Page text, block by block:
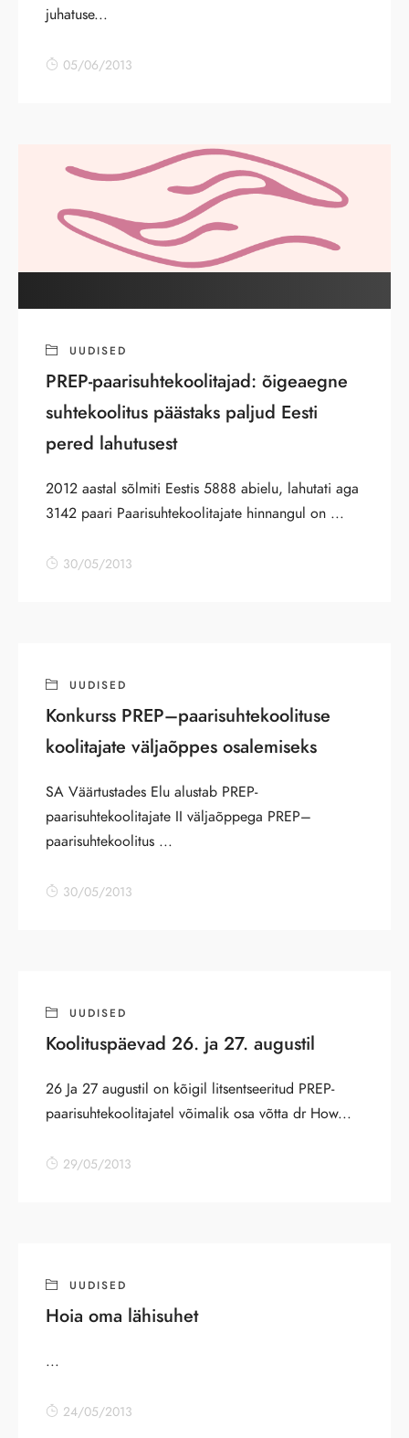
juhatuse...
05/06/2013
UUDISED
PREP-paarisuhtekoolitajad: õigeaegne
suhtekoolitus päästaks paljud Eesti
pered lahutusest
2012 aastal sõlmiti Eestis 5888 abielu, lahutati aga
3142 paari Paarisuhtekoolitajate hinnangul on ...
30/05/2013
UUDISED
Konkurss PREP–paarisuhtekoolituse
koolitajate väljaõppes osalemiseks
SA Väärtustades Elu alustab PREP-
paarisuhtekoolitajate II väljaõppega PREP–
paarisuhtekoolitus ...
30/05/2013
UUDISED
Koolituspäevad 26. ja 27. augustil
26 Ja 27 augustil on kõigil litsentseeritud PREP-
paarisuhtekoolitajatel võimalik osa võtta dr How...
29/05/2013
UUDISED
Hoia oma lähisuhet
...
24/05/2013